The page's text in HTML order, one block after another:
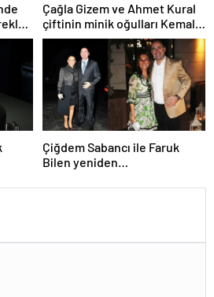
Çağla Gizem ve Ahmet Kural
çiftinin minik oğulları Kemal, 1
yaşına bastı! İşte doğum
gününden kareler!
Çiğdem Sabancı ile Faruk
Bilen yeniden
damadı, eski eşinin hapis